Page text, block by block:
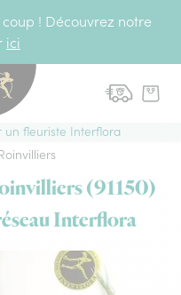
! Découvrez notre
ici
un fleuriste Interflora
(91150)
Interflora